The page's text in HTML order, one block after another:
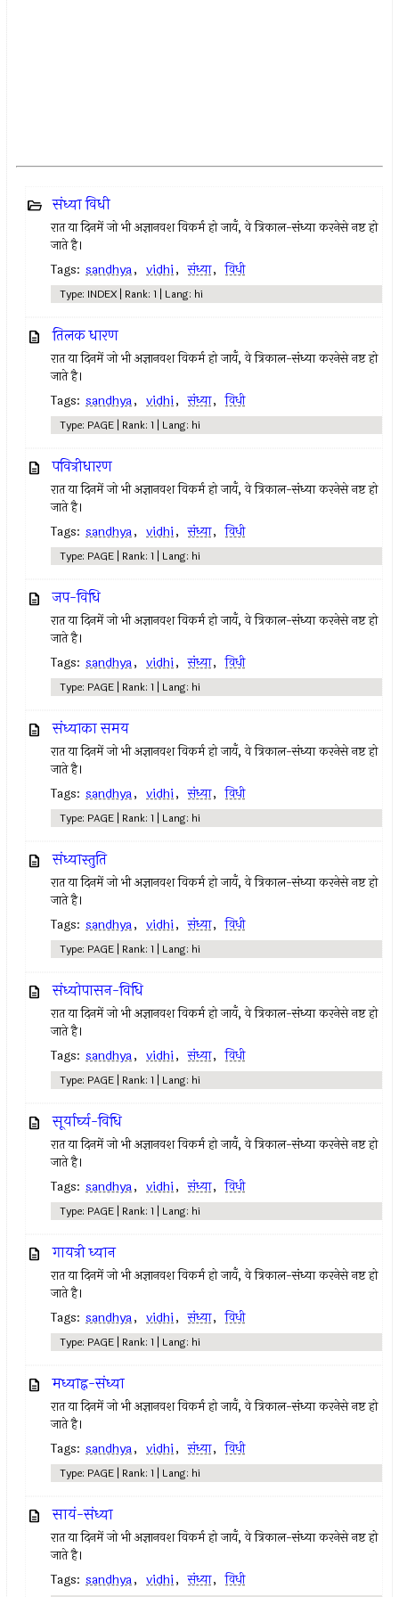
संध्या विधी
रात या दिनमें जो भी अज्ञानवश विकर्म हो जायँ, वे त्रिकाल-संध्या करनेसे नष्ट हो
जाते है।
Tags: sandhya, vidhi, संध्या, विधी
Type: INDEX | Rank: 1 | Lang: hi
तिलक धारण
रात या दिनमें जो भी अज्ञानवश विकर्म हो जायँ, वे त्रिकाल-संध्या करनेसे नष्ट हो
जाते है।
Tags: sandhya, vidhi, संध्या, विधी
Type: PAGE | Rank: 1 | Lang: hi
पवित्रीधारण
रात या दिनमें जो भी अज्ञानवश विकर्म हो जायँ, वे त्रिकाल-संध्या करनेसे नष्ट हो
जाते है।
Tags: sandhya, vidhi, संध्या, विधी
Type: PAGE | Rank: 1 | Lang: hi
जप-विधि
रात या दिनमें जो भी अज्ञानवश विकर्म हो जायँ, वे त्रिकाल-संध्या करनेसे नष्ट हो
जाते है।
Tags: sandhya, vidhi, संध्या, विधी
Type: PAGE | Rank: 1 | Lang: hi
संध्याका समय
रात या दिनमें जो भी अज्ञानवश विकर्म हो जायँ, वे त्रिकाल-संध्या करनेसे नष्ट हो
जाते है।
Tags: sandhya, vidhi, संध्या, विधी
Type: PAGE | Rank: 1 | Lang: hi
संध्यास्तुति
रात या दिनमें जो भी अज्ञानवश विकर्म हो जायँ, वे त्रिकाल-संध्या करनेसे नष्ट हो
जाते है।
Tags: sandhya, vidhi, संध्या, विधी
Type: PAGE | Rank: 1 | Lang: hi
संध्योपासन-विधि
रात या दिनमें जो भी अज्ञानवश विकर्म हो जायँ, वे त्रिकाल-संध्या करनेसे नष्ट हो
जाते है।
Tags: sandhya, vidhi, संध्या, विधी
Type: PAGE | Rank: 1 | Lang: hi
सूर्यार्घ्य-विधि
रात या दिनमें जो भी अज्ञानवश विकर्म हो जायँ, वे त्रिकाल-संध्या करनेसे नष्ट हो
जाते है।
Tags: sandhya, vidhi, संध्या, विधी
Type: PAGE | Rank: 1 | Lang: hi
गायत्री ध्यान
रात या दिनमें जो भी अज्ञानवश विकर्म हो जायँ, वे त्रिकाल-संध्या करनेसे नष्ट हो
जाते है।
Tags: sandhya, vidhi, संध्या, विधी
Type: PAGE | Rank: 1 | Lang: hi
मध्याह्न-संध्या
रात या दिनमें जो भी अज्ञानवश विकर्म हो जायँ, वे त्रिकाल-संध्या करनेसे नष्ट हो
जाते है।
Tags: sandhya, vidhi, संध्या, विधी
Type: PAGE | Rank: 1 | Lang: hi
सायं-संध्या
रात या दिनमें जो भी अज्ञानवश विकर्म हो जायँ, वे त्रिकाल-संध्या करनेसे नष्ट हो
जाते है।
Tags: sandhya, vidhi, संध्या, विधी